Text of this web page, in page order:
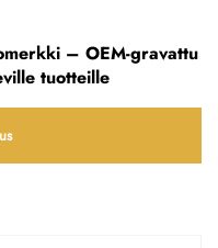
– OEM-gravattu
tuotteille